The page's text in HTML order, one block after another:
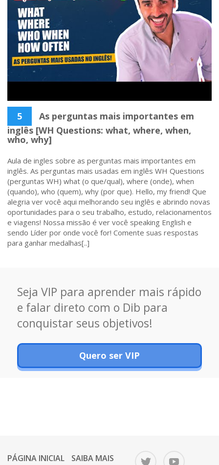
5
As perguntas mais importantes em
inglês [WH Questions: what, where, when,
who, why]
Aula de ingles sobre as perguntas mais importantes em
inglês. As perguntas mais usadas em inglês WH Questions
(perguntas WH) what (o que/qual), where (onde), when
(quando), who (quem), why (por que). Hello, my friend! Que
alegria ver você aqui melhorando seu inglês e abrindo novas
oportunidades para o seu trabalho, estudo, relacionamentos
e viagens! Nossa missão é ver você speaking English e
sendo Líder por onde você for! Comente suas respostas
para ganhar medalhas[..]
Seja VIP para aprender mais rápido
e falar direto com o Dib para
conquistar seus objetivos!
Quero ser VIP
PÁGINA INICIAL SAIBA MAIS